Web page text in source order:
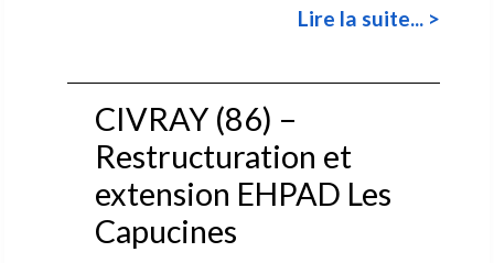
Lire la suite... >
CIVRAY (86) –
Restructuration et
extension EHPAD Les
Capucines